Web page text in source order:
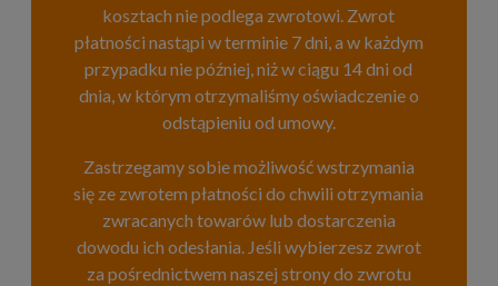
kosztach nie podlega zwrotowi. Zwrot
płatności nastąpi w terminie 7 dni, a w każdym
przypadku nie później, niż w ciągu 14 dni od
dnia, w którym otrzymaliśmy oświadczenie o
odstąpieniu od umowy.
Zastrzegamy sobie możliwość wstrzymania
się ze zwrotem płatności do chwili otrzymania
zwracanych towarów lub dostarczenia
dowodu ich odesłania. Jeśli wybierzesz zwrot
za pośrednictwem naszej strony do zwrotu